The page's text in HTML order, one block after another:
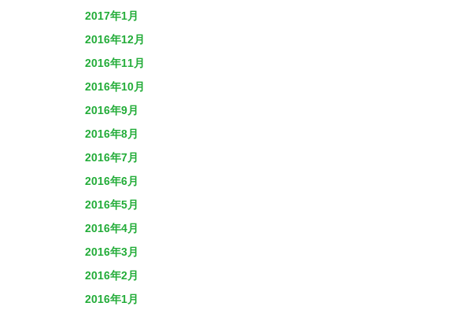
2017年1月
2016年12月
2016年11月
2016年10月
2016年9月
2016年8月
2016年7月
2016年6月
2016年5月
2016年4月
2016年3月
2016年2月
2016年1月